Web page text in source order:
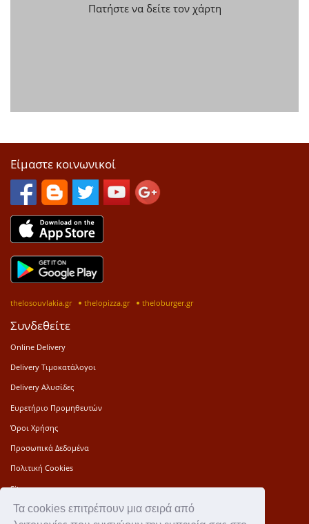
Τα cookies επιτρέπουν μια σειρά από
Πατήστε να δείτε τον χάρτη
Είμαστε κοινωνικοί
thelosouvlakia.gr thelopizza.gr theloburger.gr
Συνδεθείτε
Online Delivery
Delivery Τιμοκατάλογοι
Delivery Αλυσίδες
Ευρετήριο Προμηθευτών
Όροι Χρήσης
Προσωπικά Δεδομένα
Πολιτική Cookies
Sitemap
Press Kit